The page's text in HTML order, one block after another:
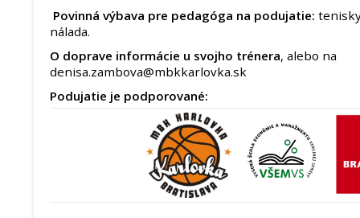
Povinná výbava pre pedagóga na podujatie:
nálada.
O doprave informácie u svojho trénera, alebo na
denisa.zambova@mbkkarlovka.sk
Podujatie je podporované: